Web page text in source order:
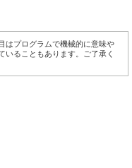
はプログラムで機械的に意味や
いることもあります。ご了承く